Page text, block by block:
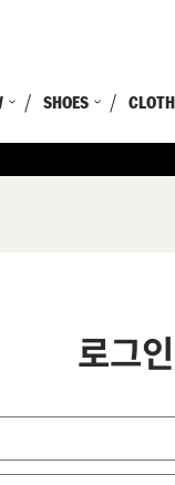
SHOES
로그인